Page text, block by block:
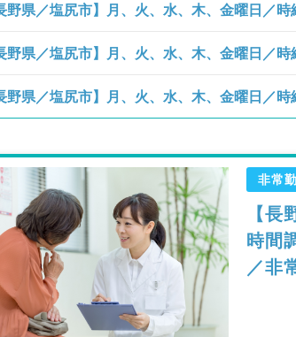
野県／塩尻市】月、火、水、木、金曜日／
野県／塩尻市】月、火、水、木、金曜日／
野県／塩尻市】月、火、水、木、金曜日／
非常
【
時間
／非